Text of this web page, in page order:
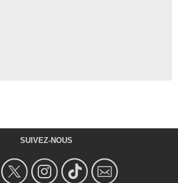
SUIVEZ-NOUS